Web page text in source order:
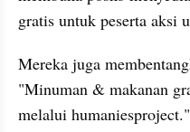
gratis untuk peserta aksi
Mereka juga
"Minuman & makanan
melalui humaniesproject."